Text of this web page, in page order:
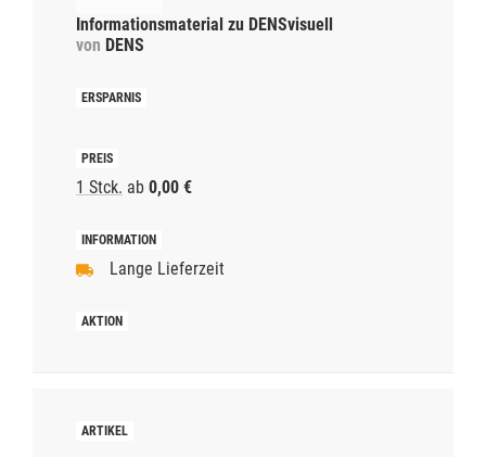
Informationsmaterial zu DENSvisuell
von DENS
1 Stck. ab 0,00 €
Lange Lieferzeit